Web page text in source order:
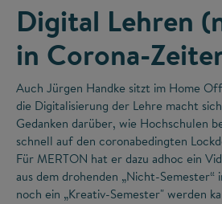
Digital Lehren
in Corona-
Auch Jürgen Handke sitzt im Home
die Digitalisierung der Lehre macht
Gedanken darüber, wie Hochschulen
schnell auf den coronabedingten
Für MERTON hat er dazu adhoc ein
aus dem drohenden „Nicht-
noch ein „Kreativ-Semester" werden